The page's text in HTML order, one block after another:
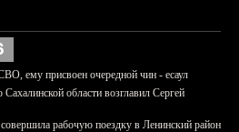
ему присвоен очередной чин - есаул
области возглавил Сергей
рабочую поездку в Ленинский район